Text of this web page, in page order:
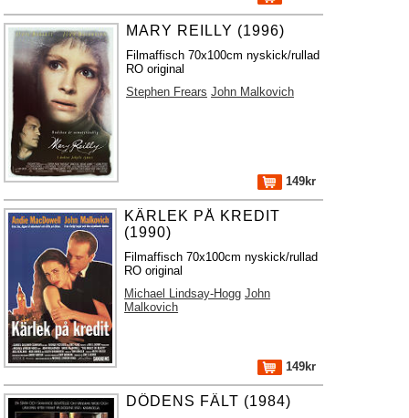
MARY REILLY (1996)
Filmaffisch 70x100cm nyskick/rullad
RO original
Stephen Frears John Malkovich
149kr
KÄRLEK PÅ KREDIT
(1990)
Filmaffisch 70x100cm nyskick/rullad
RO original
Michael Lindsay-Hogg John
Malkovich
149kr
DÖDENS FÄLT (1984)